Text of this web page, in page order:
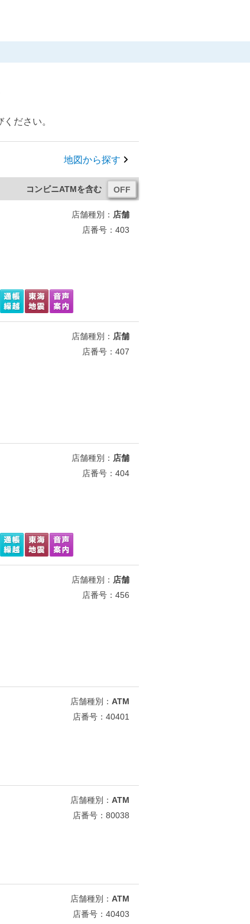
ださい。
地図から探す
コンビニATMを含む
店舗種別： 店舗
店番号：403
店舗種別： 店舗
店番号：407
店舗種別： 店舗
店番号：404
店舗種別： 店舗
店番号：456
店舗種別： ATM
店番号：40401
店舗種別： ATM
店番号：80038
店舗種別： ATM
店番号：40403